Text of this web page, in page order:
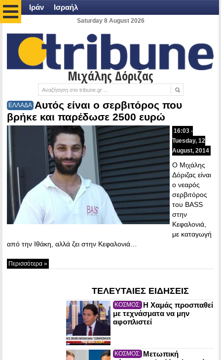
Ιράν Ισραήλ
Saturday 8 August 2026
Μιχάλης Δόριζας
ΕΛΛΑΔΑ Αυτός είναι ο σερβιτόρος που
βρήκε και παρέδωσε 2500 ευρώ
16:03 -
Tuesday, 12
August, 2014
Ο Μιχάλης
Δόριζας είναι
ο νεαρός
σερβιτόρος
του BASS
στην
Κεφαλονιά,
με καταγωγή
από την Ιθάκη, αλλά ζει στην Κεφαλονιά…
Περισσότερα »
ΤΕΛΕΥΤΑΙΕΣ ΕΙΔΗΣΕΙΣ
ΚΟΣΜΟΣ: Η Χαμάς προσπαθεί
με τεχνάσματα να μην
αφοπλιστεί
ΚΟΣΜΟΣ: Μετωπική